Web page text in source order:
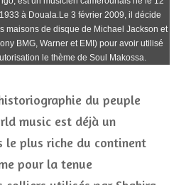
à Douala.Le 3 février 2009, il décide
maisons de disque de Michael Jackson et
BMG, Warner et EMI) pour avoir utilisé
le thème de Soul Makossa.
du peuple
music est déjà un
le plus riche du continent
pour la tenue